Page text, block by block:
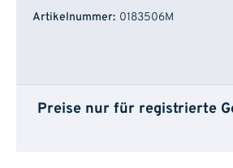
Artikelnummer Lager
0183506M
Preise nur für registrierte